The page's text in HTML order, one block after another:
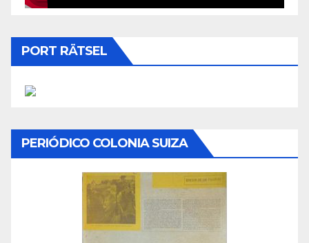
PORT RÄTSEL
PERIÓDICO COLONIA SUIZA